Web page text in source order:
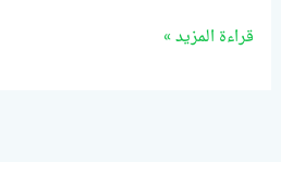
قراءة المزيد »